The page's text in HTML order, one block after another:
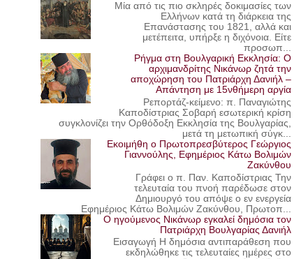
Μία από τις πιο σκληρές δοκιμασίες των
Ελλήνων κατά τη διάρκεια της
Επανάστασης του 1821, αλλά και
μετέπειτα, υπήρξε η διχόνοια. Είτε
προσωπ...
Ρήγμα στη Βουλγαρική Εκκλησία: Ο
αρχιμανδρίτης Νικάνωρ ζητά την
αποχώρηση του Πατριάρχη Δανιήλ –
Απάντηση με 15νθήμερη αργία
Ρεπορτάζ-κείμενο: π. Παναγιώτης
Καποδίστριας Σοβαρή εσωτερική κρίση
συγκλονίζει την Ορθόδοξη Εκκλησία της Βουλγαρίας,
μετά τη μετωπική σύγκ...
Εκοιμήθη ο Πρωτοπρεσβύτερος Γεώργιος
Γιαννούλης, Εφημέριος Κάτω Βολιμών
Ζακύνθου
Γράφει ο π. Παν. Καποδίστριας Την
τελευταία του πνοή παρέδωσε στον
Δημιουργό του απόψε ο εν ενεργεία
Εφημέριος Κάτω Βολιμών Ζακύνθου, Πρωτοπ...
Ο ηγούμενος Νικάνωρ εγκαλεί δημόσια τον
Πατριάρχη Βουλγαρίας Δανιήλ
Εισαγωγή Η δημόσια αντιπαράθεση που
εκδηλώθηκε τις τελευταίες ημέρες στο